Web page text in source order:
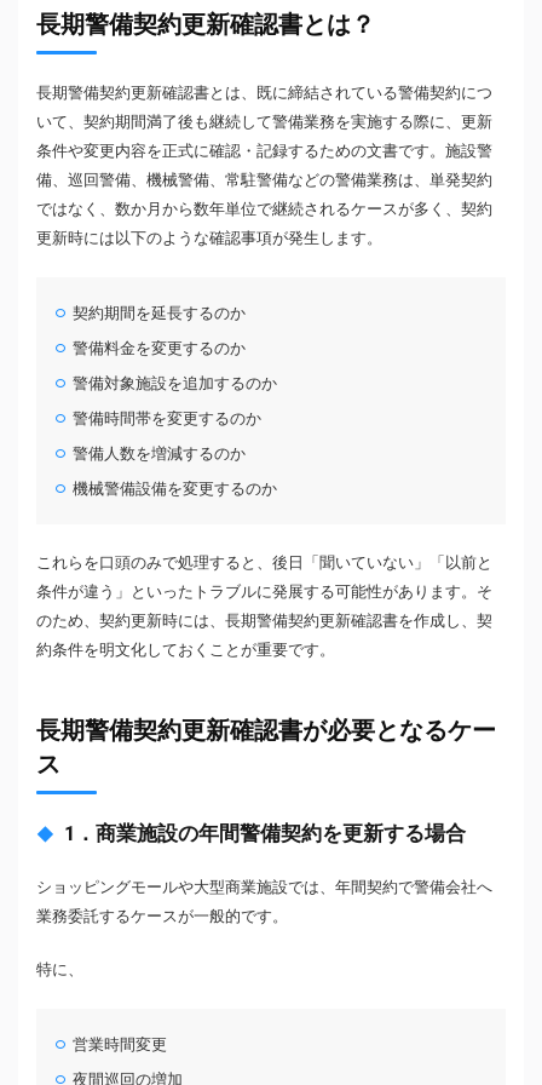
長期警備契約更新確認書とは？
長期警備契約更新確認書とは、既に締結されている警備契約につ
いて、契約期間満了後も継続して警備業務を実施する際に、更新
条件や変更内容を正式に確認・記録するための文書です。施設警
備、巡回警備、機械警備、常駐警備などの警備業務は、単発契約
ではなく、数か月から数年単位で継続されるケースが多く、契約
更新時には以下のような確認事項が発生します。
契約期間を延長するのか
警備料金を変更するのか
警備対象施設を追加するのか
警備時間帯を変更するのか
警備人数を増減するのか
機械警備設備を変更するのか
これらを口頭のみで処理すると、後日「聞いていない」「以前と
条件が違う」といったトラブルに発展する可能性があります。そ
のため、契約更新時には、長期警備契約更新確認書を作成し、契
約条件を明文化しておくことが重要です。
長期警備契約更新確認書が必要となるケー
ス
1．商業施設の年間警備契約を更新する場合
ショッピングモールや大型商業施設では、年間契約で警備会社へ
業務委託するケースが一般的です。
特に、
営業時間変更
夜間巡回の増加